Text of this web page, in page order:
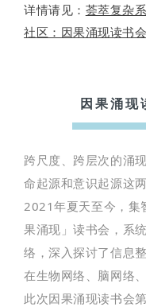
详情请见： 荟萃复杂
社区：因果涌现读书
因果涌现
跨尺度、跨层次的涌
命起源和意识起源这
2021年夏天至今，集
果涌现」读书会，系
络，深入探讨了信息
在生物网络、脑网络
此次因果涌现读书会